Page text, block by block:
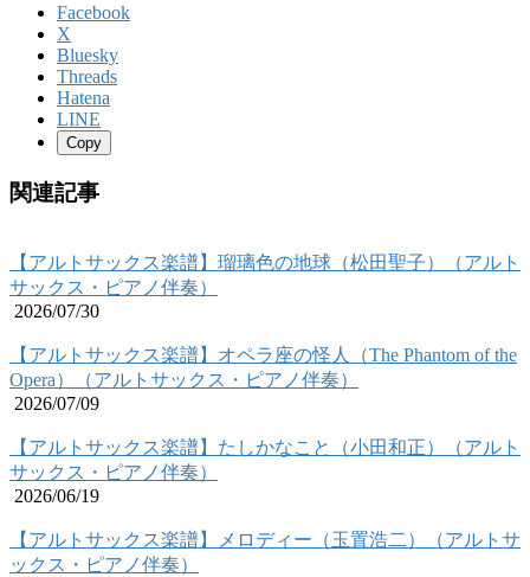
Facebook
X
Bluesky
Threads
Hatena
LINE
Copy
関連記事
【アルトサックス楽譜】瑠璃色の地球（松田聖子）（アルト
サックス・ピアノ伴奏）
2026/07/30
【アルトサックス楽譜】オペラ座の怪人（The Phantom of the
Opera）（アルトサックス・ピアノ伴奏）
2026/07/09
【アルトサックス楽譜】たしかなこと（小田和正）（アルト
サックス・ピアノ伴奏）
2026/06/19
【アルトサックス楽譜】メロディー（玉置浩二）（アルトサ
ックス・ピアノ伴奏）